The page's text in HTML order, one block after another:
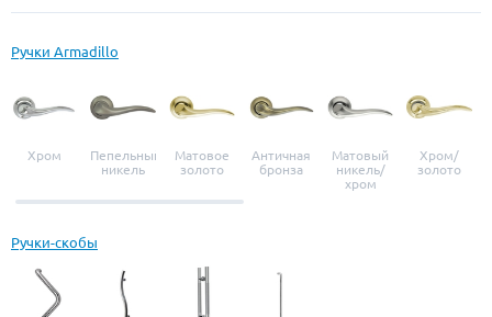
Ручки Armadillo
Хром
Пепельный
никель
Матовое
золото
Античная
бронза
Матовый
никель/
хром
Хром/
золото
Ручки-скобы